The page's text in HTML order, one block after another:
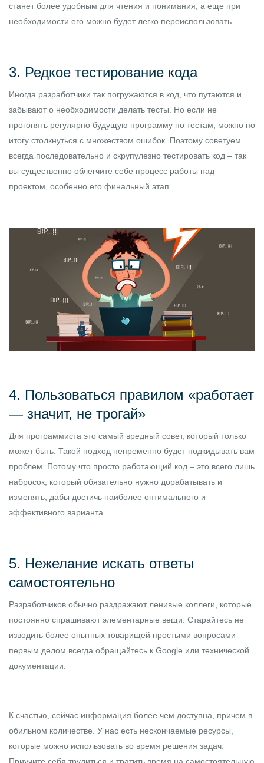
станет более удобным для чтения и понимания, а еще при
необходимости его можно будет легко переиспользовать.
3. Редкое тестирование кода
Иногда разработчики так погружаются в код, что путаются и
забывают о необходимости делать тесты. Но если не
прогонять регулярно будущую программу по тестам, можно по
итогу столкнуться с множеством ошибок. Поэтому советуем
всегда последовательно и скрупулезно тестировать код – так
вы существенно облегчите себе процесс работы над
проектом, особенно его финальный этап.
4. Пользоваться правилом «работает
— значит, не трогай»
Для программиста это самый вредный совет, который только
может быть. Такой подход непременно будет подкидывать вам
проблем. Потому что просто работающий код – это всего лишь
набросок, который обязательно нужно дорабатывать и
изменять, дабы достичь наиболее оптимального и
эффективного варианта.
5. Нежелание искать ответы
самостоятельно
Разработчиков обычно раздражают ленивые коллеги, которые
постоянно спрашивают элементарные вещи. Старайтесь не
изводить более опытных товарищей простыми вопросами –
первым делом всегда обращайтесь к Google или технической
документации.
К счастью, сейчас информация более чем доступна, причем в
обильном количестве. У нас есть нескончаемые ресурсы,
которые можно использовать во время решения задач.
Приучите себя трудиться и тратить время на самостоятельную